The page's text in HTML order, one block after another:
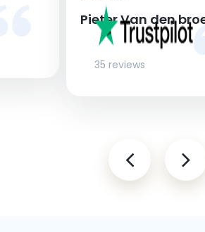
Pieter Van den
35 reviews